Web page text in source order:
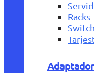
Racks